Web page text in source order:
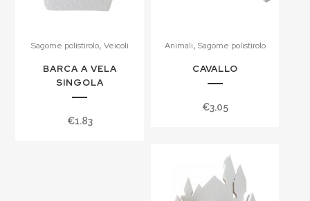
Sagome polistirolo, Veicoli
BARCA A VELA
SINGOLA
€1.83
Animali, Sagome polistirolo
CAVALLO
€3.05